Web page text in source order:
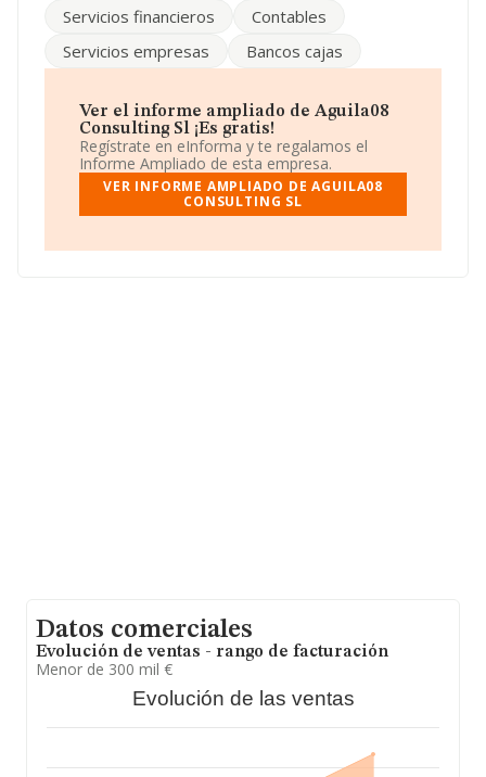
cuyo Código es 7499. La compañía no tiene actividad en
Atendiendo a los datos disponibles en INFORMA, el
debajo de la media de sector.
La sociedadAguila08 Consulting S.L, con NIF
B85523025, está situada en Calle Aguila núm. 30,
(28210), en el municipio de Valdemorillo, Madrid.
En relación con el sector y disponiendo de los datos de
asciende a 11.946 millones de euros y se calcula un
Servicios financieros
Contables
Servicios empresas
Bancos cajas
Ver el informe ampliado de Aguila08
Consulting Sl ¡Es gratis!
Regístrate en eInforma y te regalamos el
Informe Ampliado de esta empresa.
VER INFORME AMPLIADO DE AGUILA08
CONSULTING SL
Datos comerciales
Evolución de ventas - rango de facturación
Menor de 300 mil €
Evolución de las ventas